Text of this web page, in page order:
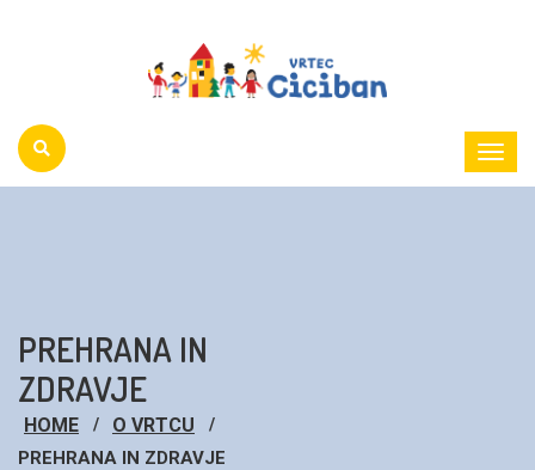
PREHRANA IN
ZDRAVJE
HOME O VRTCU
PREHRANA IN ZDRAVJE